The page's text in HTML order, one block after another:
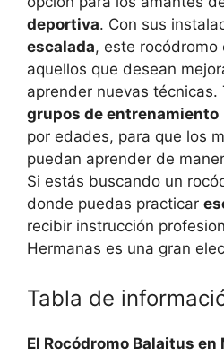
deportiva. Con sus
escalada, este rocódromo
aquellos que desean
aprender nuevas técnicas.
grupos de entrenamiento
por edades, para que los
puedan aprender de
Si estás buscando un
donde puedas practicar
recibir instrucción
Hermanas es una gran
Tabla de
El Rocódromo Balaitus